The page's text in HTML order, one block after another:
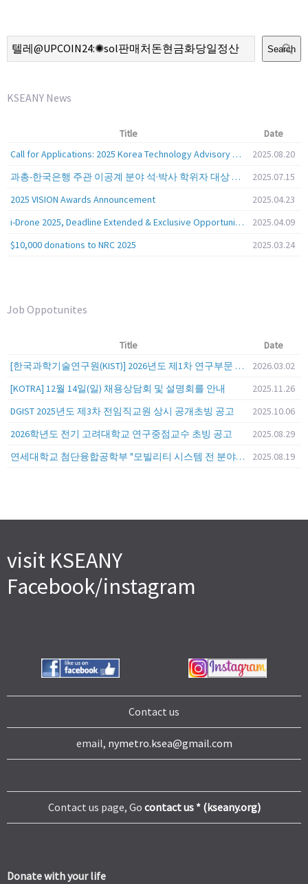
Search
KSEANY News
Title
Date
Call for Applications: 2025 Korea Technology Advisory Group (K-TAG)
2025.08.20
과총-한국은행 주관 이공계 분야 석·박사 학위자 대상 서베이
2025.07.15
2025 VISION Awards Announcement
2025.04.23
i-Drone 2025, Deadline Extended & Exclusive Opportunity to Travel to Korea!
2025.04.09
$10,000 donations to NRC 2025
2025.03.24
Job Oppotunites
Title
Date
[한국과학기술연구원(KIST)] 2026년도 제1차 연구부문 공개채용 안내
2026.03.02
[KOTRA] 12월 14일(일) 채용상담회 및 설명회를 안내
2025.11.26
DGIST 2025년도 제3차 전임직교원 상시 공개초빙 공고
2025.10.06
2026학년도 전기 고려대학교 연구중점교수 초빙 공고
2025.08.29
연세대학교 첨단융합공학부 "모빌리티 시스템 전 분야" 전임교원 특별채용 (2026년 9월 1일자 임용 예정)
2025.08.19
visit KSEANY
Facebook/instagram
Contact us
email, nymetro.ksea@gmail.com
Contact us page, Go contact us * (kseany.org)
Donate with your life